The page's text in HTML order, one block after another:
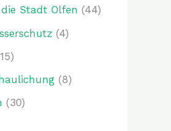
Stadt Olfen (44)
(4)
(8)
(30)